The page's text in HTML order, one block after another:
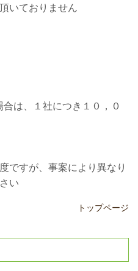
いておりません
は、１社につき１０，０
ですが、事案により異なり
い
トップページ